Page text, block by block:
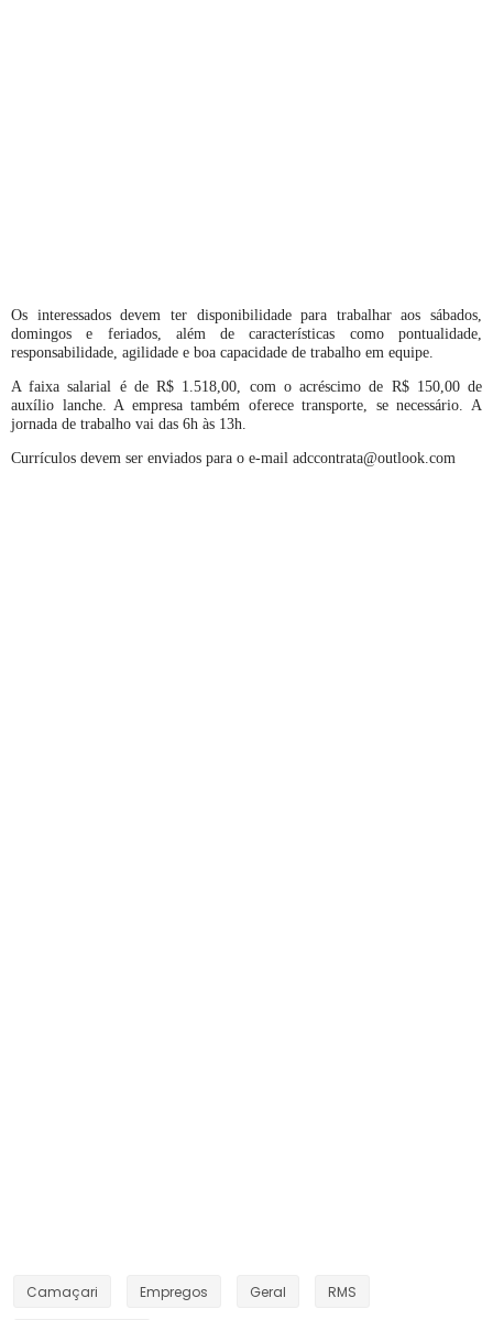
Os interessados devem ter disponibilidade para trabalhar aos sábados,
domingos e feriados, além de características como pontualidade,
responsabilidade, agilidade e boa capacidade de trabalho em equipe.
A faixa salarial é de R$ 1.518,00, com o acréscimo de R$ 150,00 de
auxílio lanche. A empresa também oferece transporte, se necessário. A
jornada de trabalho vai das 6h às 13h.
Currículos devem ser enviados para o e-mail adccontrata@outlook.com
Camaçari Empregos Geral RMS